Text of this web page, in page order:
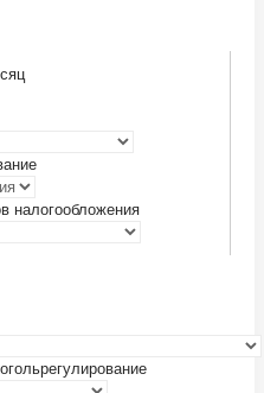
налогообложения